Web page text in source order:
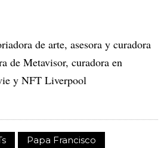
de arte, asesora y curadora
de Metavisor, curadora en
y NFT Liverpool
Papa Francisco